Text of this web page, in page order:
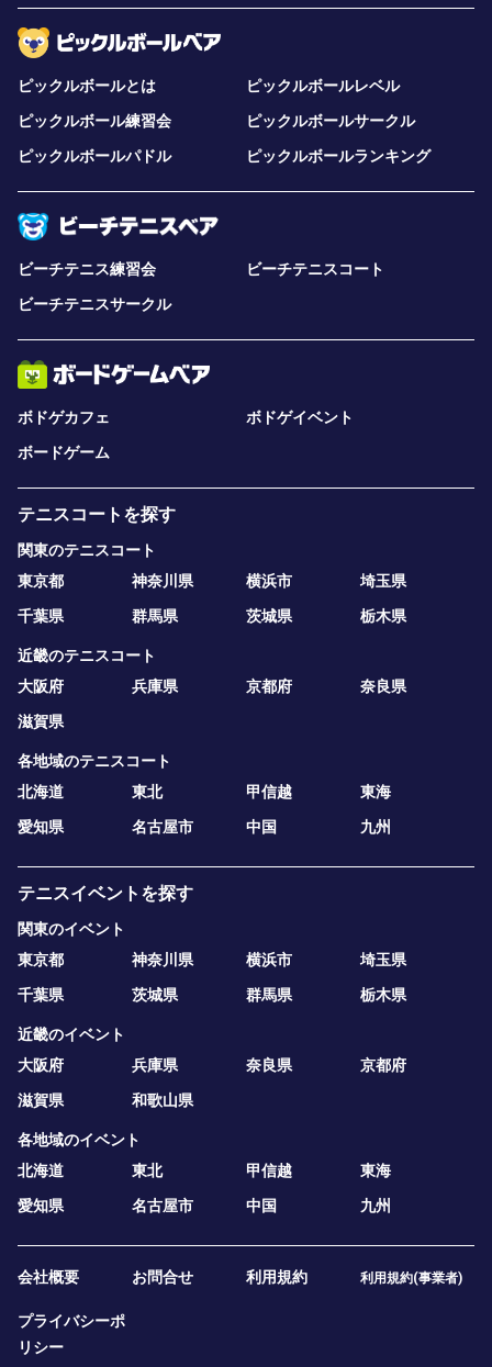
ピックルボールとは
ピックルボールレベル
ピックルボール練習会
ピックルボールサークル
ピックルボールパドル
ピックルボールランキング
ビーチテニス練習会
ビーチテニスコート
ビーチテニスサークル
ボドゲカフェ
ボドゲイベント
ボードゲーム
テニスコートを探す
関東のテニスコート
東京都
神奈川県 横浜市
埼玉県
千葉県
群馬県 茨城県 栃木県
近畿のテニスコート
大阪府
兵庫県 京都府
奈良県
滋賀県
各地域のテニスコート
北海道
東北 甲信越
東海
愛知県
名古屋市 中国 九州
テニスイベントを探す
関東のイベント
東京都
神奈川県 横浜市
埼玉県
千葉県
茨城県 群馬県 栃木県
近畿のイベント
大阪府
兵庫県 奈良県
京都府
滋賀県
和歌山県
各地域のイベント
北海道
東北 甲信越
東海
愛知県
名古屋市 中国 九州
会社概要 お問合せ 利用規約 利用規約(事業者)
プライバシーポ
リシー